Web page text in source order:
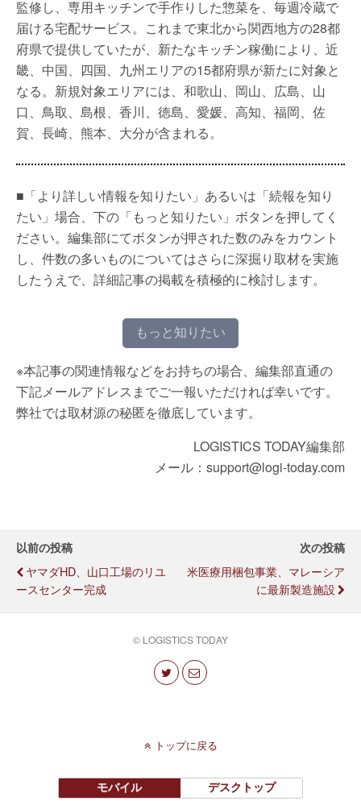
監修し、専用キッチンで手作りした惣菜を、毎週冷蔵で
届ける宅配サービス。これまで東北から関西地方の28都
府県で提供していたが、新たなキッチン稼働により、近
畿、中国、四国、九州エリアの15都府県が新たに対象と
なる。新規対象エリアには、和歌山、岡山、広島、山
口、鳥取、島根、香川、徳島、愛媛、高知、福岡、佐
賀、長崎、熊本、大分が含まれる。
■「より詳しい情報を知りたい」あるいは「続報を知り
たい」場合、下の「もっと知りたい」ボタンを押してく
ださい。編集部にてボタンが押された数のみをカウント
し、件数の多いものについてはさらに深掘り取材を実施
したうえで、詳細記事の掲載を積極的に検討します。
もっと知りたい
※本記事の関連情報などをお持ちの場合、編集部直通の
下記メールアドレスまでご一報いただければ幸いです。
弊社では取材源の秘匿を徹底しています。
LOGISTICS TODAY編集部
メール：support@logi-today.com
以前の投稿
ヤマダHD、山口工場のリユ
ースセンター完成
次の投稿
米医療用梱包事業、マレーシア
に最新製造施設
© LOGISTICS TODAY
トップに戻る
モバイル デスクトップ